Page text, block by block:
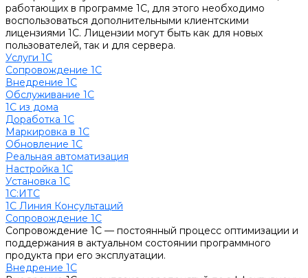
работающих в программе 1С, для этого необходимо
воспользоваться дополнительными клиентскими
лицензиями 1С. Лицензии могут быть как для новых
пользователей, так и для сервера.
Услуги 1С
Сопровождение 1С
Внедрение 1С
Обслуживание 1С
1С из дома
Доработка 1С
Маркировка в 1С
Обновление 1С
Реальная автоматизация
Настройка 1С
Установка 1С
1С:ИТС
1С Линия Консультаций
Сопровождение 1С
Сопровождение 1С — постоянный процесс оптимизации и
поддержания в актуальном состоянии программного
продукта при его эксплуатации.
Внедрение 1С